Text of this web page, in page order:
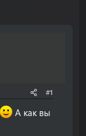
#1
А как вы